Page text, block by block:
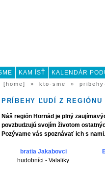
KAM ÍSŤ
KALENDÁR
[home] » kto-sme »
PRÍBEHY ĽUDÍ Z REGIÓNU
Náš región Hornád je plný
povzbudzujú svojím životom
Pozývame vás spoznávať ich s
bratia Jakabovci
hudobníci - Valaliky